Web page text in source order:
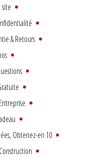
& Retours
Obtenez-en 10